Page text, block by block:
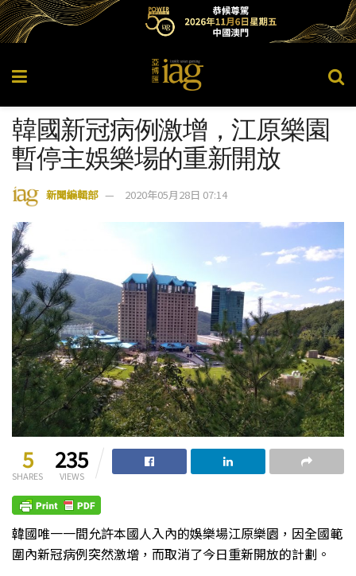
韓國新冠病例激增，江原樂園
暫停主娛樂場的重新開放
新聞編輯部 2020年05月28日 07:14
5
SHARES
235
VIEWS
韓國唯一一間允許本國人入內的娛樂場江原樂園，因全國範
圍內新冠病例突然激增，而取消了今日重新開放的計劃。